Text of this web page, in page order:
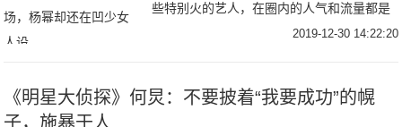
些特别火的艺人，在圈内的人气和流量都是
杠杠的。比如女星里面的迪丽热巴，杨幂，
2019-12-30 14:22:20
《明星大侦探》何炅：不要披着“我要成功”的幌
子，施暴于人